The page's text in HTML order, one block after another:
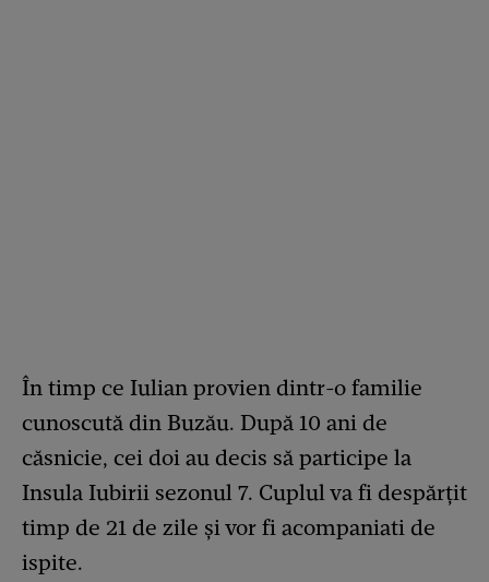
În timp ce Iulian provien dintr-o familie
cunoscută din Buzău. După 10 ani de
căsnicie, cei doi au decis să participe la
Insula Iubirii sezonul 7. Cuplul va fi despărțit
timp de 21 de zile și vor fi acompaniati de
ispite.